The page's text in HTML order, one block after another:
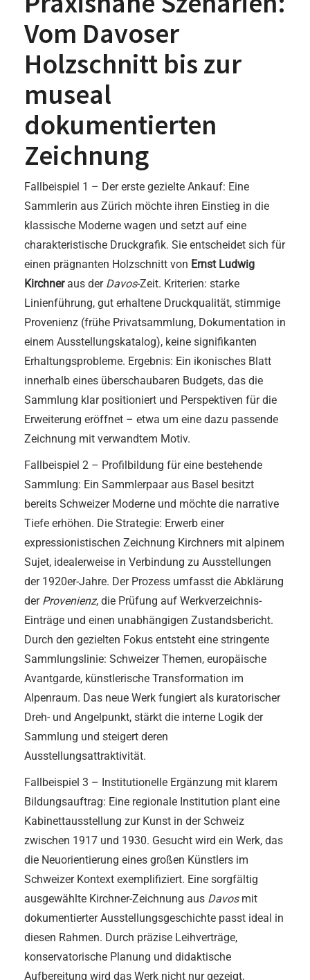
Vom Davoser
Holzschnitt bis zur
museal
dokumentierten
Zeichnung
Fallbeispiel 1 – Der erste gezielte Ankauf: Eine
Sammlerin aus Zürich möchte ihren Einstieg in die
klassische Moderne wagen und setzt auf eine
charakteristische Druckgrafik. Sie entscheidet sich für
einen prägnanten Holzschnitt von Ernst Ludwig
Kirchneraus der Davos-Zeit. Kriterien: starke
Linienführung, gut erhaltene Druckqualität, stimmige
Provenienz (frühe Privatsammlung, Dokumentation in
einem Ausstellungskatalog), keine signifikanten
Erhaltungsprobleme. Ergebnis: Ein ikonisches Blatt
innerhalb eines überschaubaren Budgets, das die
Sammlung klar positioniert und Perspektiven für die
Erweiterung eröffnet – etwa um eine dazu passende
Zeichnung mit verwandtem Motiv.
Fallbeispiel 2 – Profilbildung für eine bestehende
Sammlung: Ein Sammlerpaar aus Basel besitzt
bereits Schweizer Moderne und möchte die narrative
Tiefe erhöhen. Die Strategie: Erwerb einer
expressionistischen Zeichnung Kirchners mit alpinem
Sujet, idealerweise in Verbindung zu Ausstellungen
der 1920er-Jahre. Der Prozess umfasst die Abklärung
der Provenienz, die Prüfung auf Werkverzeichnis-
Einträge und einen unabhängigen Zustandsbericht.
Durch den gezielten Fokus entsteht eine stringente
Sammlungslinie: Schweizer Themen, europäische
Avantgarde, künstlerische Transformation im
Alpenraum. Das neue Werk fungiert als kuratorischer
Dreh- und Angelpunkt, stärkt die interne Logik der
Sammlung und steigert deren
Ausstellungsattraktivität.
Fallbeispiel 3 – Institutionelle Ergänzung mit klarem
Bildungsauftrag: Eine regionale Institution plant eine
Kabinettausstellung zur Kunst in der Schweiz
zwischen 1917 und 1930. Gesucht wird ein Werk, das
die Neuorientierung eines großen Künstlers im
Schweizer Kontext exemplifiziert. Eine sorgfältig
ausgewählte Kirchner-Zeichnung aus Davosmit
dokumentierter Ausstellungsgeschichte passt ideal in
diesen Rahmen. Durch präzise Leihverträge,
konservatorische Planung und didaktische
Aufbereitung wird das Werk nicht nur gezeigt,